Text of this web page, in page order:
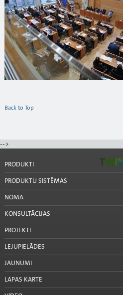
Back to Top
-->
PRODUKTI
PRODUKTU SISTĒMAS
NOMA
KONSULTĀCIJAS
PROJEKTI
LEJUPIELĀDES
JAUNUMI
LAPAS KARTE